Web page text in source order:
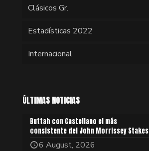
Clásicos Gr.
Estadísticas 2022
Internacional
ÚLTIMAS NOTICIAS
Buttah con Castellano el más
consistente del John Morrissey Stakes
6 August, 2026